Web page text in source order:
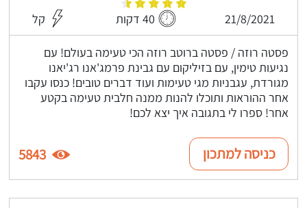
21/8/2021 40 דקות קל
פסטה רוזה / פסטה ברוטב רוזה הכי טעימה בעולם! עם
נגיעות טימין, עם בזיליקום עם גבינת פרמג'אנו רג'יאנו
מגורדת, עגבניות מגי טעימות ועוד דברים טובים! כנסו עקבו
אחר ההוראות ותוכלו להנות ממנה חלבית טעימה בקטע
אחר! ספרו לי בתגובה איך יצא לכם!
כניסה למתכון 5843